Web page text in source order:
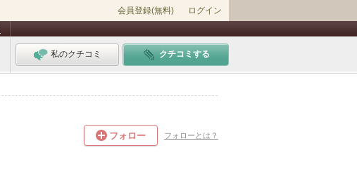
会員登録(無料) ログイン
私のクチコミ クチコミする
フォロー フォローとは？